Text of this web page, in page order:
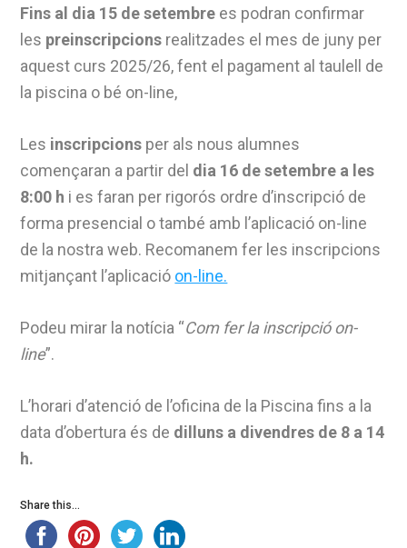
Fins al dia 15 de setembre es podran confirmar
les preinscripcions realitzades el mes de juny per
aquest curs 2025/26, fent el pagament al taulell de
la piscina o bé on-line,
Les inscripcions per als nous alumnes
començaran a partir del dia 16 de setembre a les
8:00 h i es faran per rigorós ordre d’inscripció de
forma presencial o també amb l’aplicació on-line
de la nostra web. Recomanem fer les inscripcions
mitjançant l’aplicació on-line.
Podeu mirar la notícia “Com fer la inscripció on-
line”.
L’horari d’atenció de l’oficina de la Piscina fins a la
data d’obertura és de dilluns a divendres de 8 a 14
h.
Share this...